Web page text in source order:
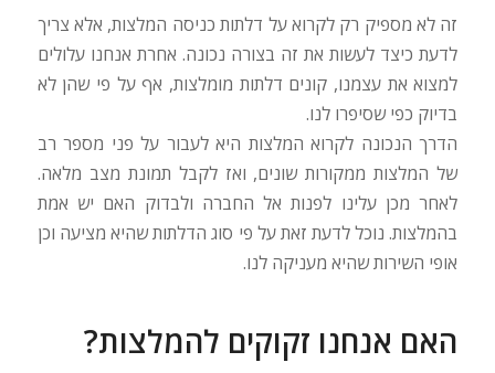
זה לא מספיק רק לקרוא על דלתות כניסה המלצות, אלא צריך
לדעת כיצד לעשות את זה בצורה נכונה. אחרת אנחנו עלולים
למצוא את עצמנו, קונים דלתות מומלצות, אף על פי שהן לא
בדיוק כפי שסיפרו לנו.
הדרך הנכונה לקרוא המלצות היא לעבור על פני מספר רב
של המלצות ממקורות שונים, ואז לקבל תמונת מצב מלאה.
לאחר מכן עלינו לפנות אל החברה ולבדוק האם יש אמת
בהמלצות. נוכל לדעת זאת על פי סוג הדלתות שהיא מציעה וכן
אופי השירות שהיא מעניקה לנו.
האם אנחנו זקוקים להמלצות?